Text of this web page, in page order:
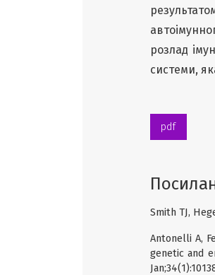
розлад
системи,
pdf
Smith TJ,
Antonelli A,
genetic and